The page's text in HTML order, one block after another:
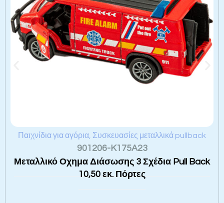
Παιχνίδια για αγόρια Συσκευασίες μεταλλικά pullback
901206-K175A23
Μεταλλικό Οχημα Διάσωσης 3 Σχέδια Pull Back
10,50 εκ. Πόρτες